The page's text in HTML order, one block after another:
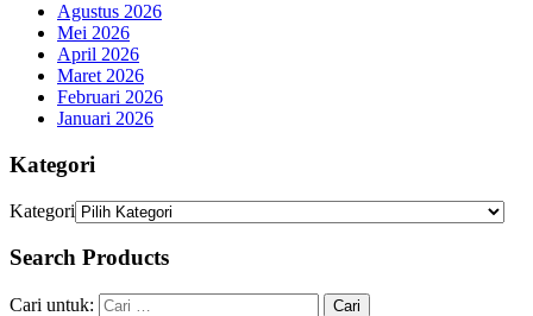
Agustus 2026
Mei 2026
April 2026
Maret 2026
Februari 2026
Januari 2026
Kategori
Kategori
Search Products
Cari untuk: